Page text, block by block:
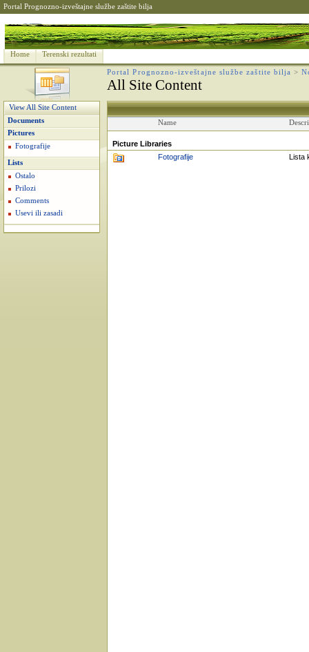
Portal Prognozno-izveštajne službe zaštite bilja
Home Terenski rezultati
Portal Prognozno-izveštajne službe zaštite bilja >
All Site Content
View All Site Content
Documents
Pictures
Fotografije
Lists
Ostalo
Prilozi
Comments
Usevi ili zasadi
Name
Picture Libraries
Fotografije
Lista